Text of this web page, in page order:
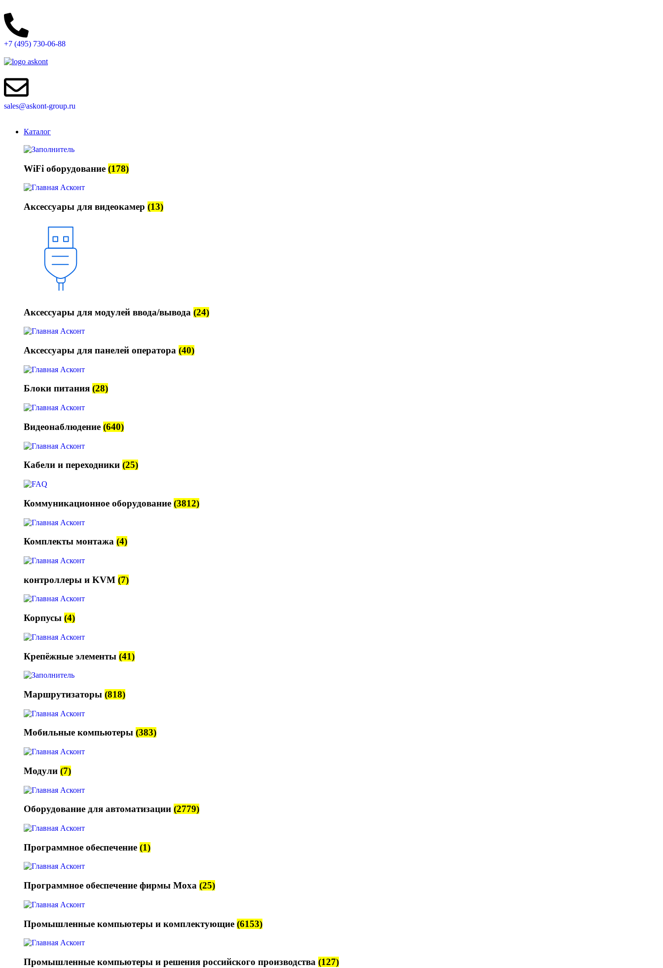
+7 (495) 730-06-88
sales@askont-group.ru
Каталог
WiFi оборудование (178)
Аксессуары для видеокамер (13)
Аксессуары для модулей ввода/вывода (24)
Аксессуары для панелей оператора (40)
Блоки питания (28)
Видеонаблюдение (640)
Кабели и переходники (25)
Коммуникационное оборудование (3812)
Комплекты монтажа (4)
контроллеры и KVM (7)
Корпусы (4)
Крепёжные элементы (41)
Маршрутизаторы (818)
Мобильные компьютеры (383)
Модули (7)
Оборудование для автоматизации (2779)
Программное обеспечение (1)
Программное обеспечение фирмы Moxa (25)
Промышленные компьютеры и комплектующие (6153)
Промышленные компьютеры и решения российского производства (127)